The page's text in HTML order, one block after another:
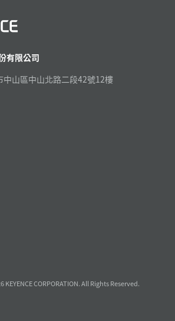
有限公司
中山區中山北路二段42號12樓
CORPORATION. All Rights Reserved.